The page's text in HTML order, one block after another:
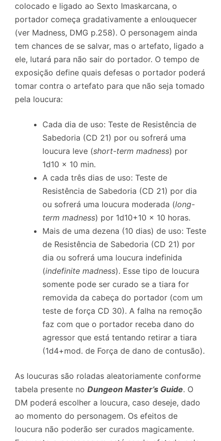
colocado e ligado ao Sexto Imaskarcana, o
portador começa gradativamente a enlouquecer
(ver Madness, DMG p.258). O personagem ainda
tem chances de se salvar, mas o artefato, ligado a
ele, lutará para não sair do portador. O tempo de
exposição define quais defesas o portador poderá
tomar contra o artefato para que não seja tomado
pela loucura:
Cada dia de uso: Teste de Resistência de
Sabedoria (CD 21) por ou sofrerá uma
loucura leve (short-term madness) por
1d10 x 10 min.
A cada três dias de uso: Teste de
Resistência de Sabedoria (CD 21) por dia
ou sofrerá uma loucura moderada (long-
term madness) por 1d10+10 x 10 horas.
Mais de uma dezena (10 dias) de uso: Teste
de Resistência de Sabedoria (CD 21) por
dia ou sofrerá uma loucura indefinida
(indefinite madness). Esse tipo de loucura
somente pode ser curado se a tiara for
removida da cabeça do portador (com um
teste de força CD 30). A falha na remoção
faz com que o portador receba dano do
agressor que está tentando retirar a tiara
(1d4+mod. de Força de dano de contusão).
As loucuras são roladas aleatoriamente conforme
tabela presente no Dungeon Master’s Guide. O
DM poderá escolher a loucura, caso deseje, dado
ao momento do personagem. Os efeitos de
loucura não poderão ser curados magicamente.